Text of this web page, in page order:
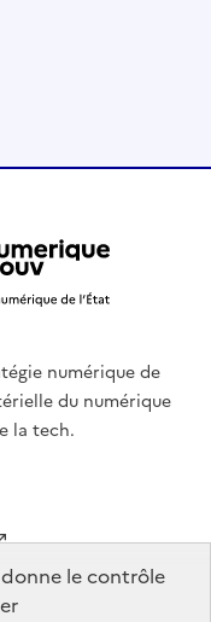
numérique de
du numérique
la tech.
le contrôle